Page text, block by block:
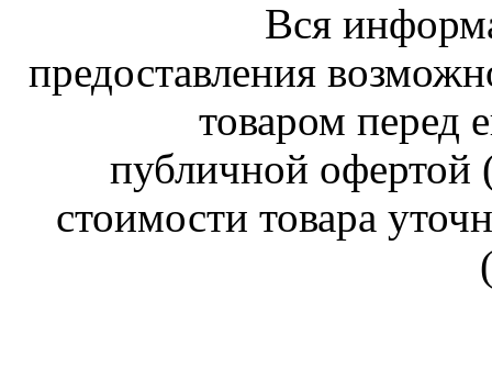
Вся
предоставления
товаром перед
публичной
стоимости товара